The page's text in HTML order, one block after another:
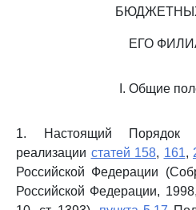
ЕГО
I. Общие
1. Настоящий Порядок
реализации статей 158, 161,
Российской Федерации
Российской Федерации,